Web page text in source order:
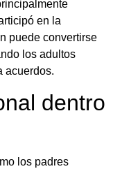
en la
puede convertirse
los adultos
acuerdos.
dentro
los padres